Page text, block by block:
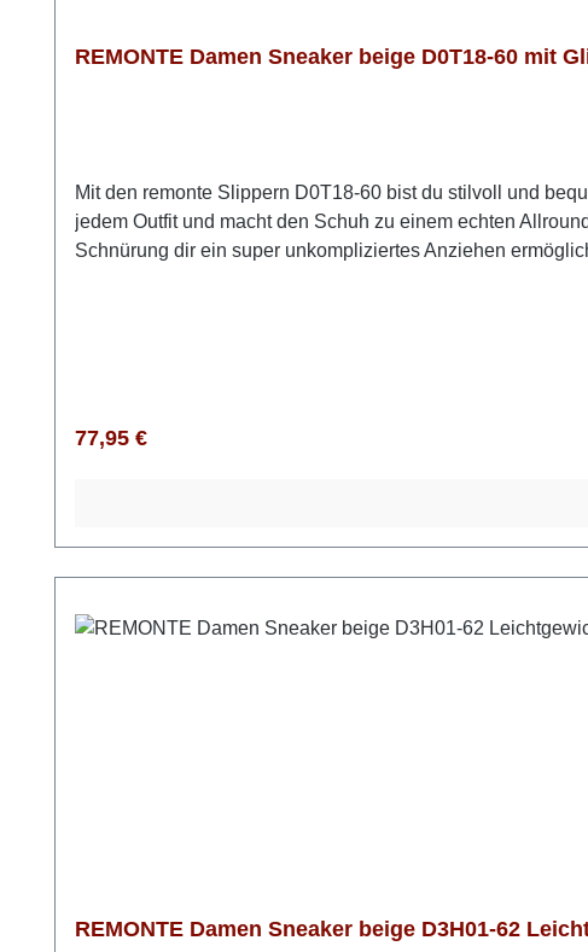
REMONTE Damen Sneaker beige D0T18-60 mit
Mit den remonte Slippern D0T18-60 bist du stilvoll und
jedem Outfit und macht den Schuh zu einem echten
Schnürung dir ein super unkompliziertes Anziehen
Regulärer Preis:
77,95 €
REMONTE Damen Sneaker beige D3H01-62